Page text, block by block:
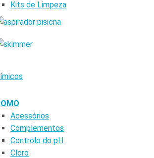
Kits de Limpeza
Acessórios
Complementos
Controlo do pH
Cloro